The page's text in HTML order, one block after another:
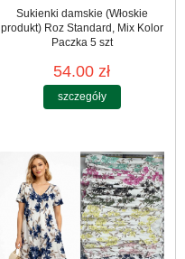
Sukienki damskie (Włoskie
produkt) Roz Standard, Mix Kolor
Paczka 5 szt
54.00 zł
szczegóły